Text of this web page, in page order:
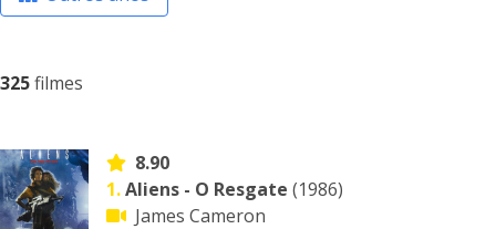
325filmes
8.90
1.Aliens - O Resgate (1986)
James Cameron